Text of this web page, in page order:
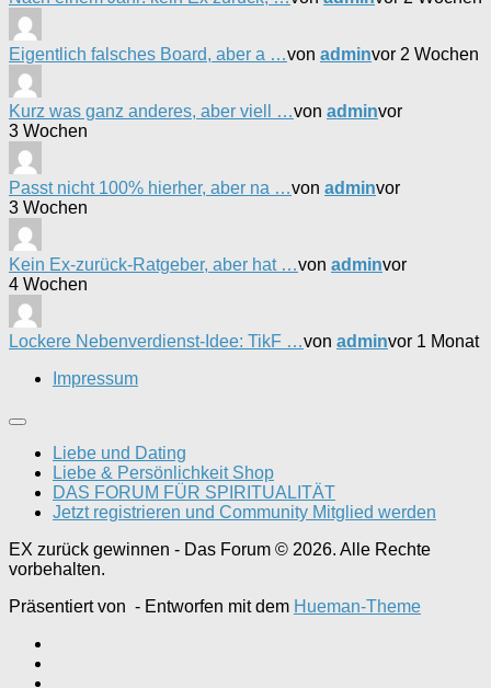
Eigentlich falsches Board, aber a …von adminvor 2 Wochen
Kurz was ganz anderes, aber viell …von adminvor
3 Wochen
Passt nicht 100% hierher, aber na …von adminvor
3 Wochen
Kein Ex-zurück-Ratgeber, aber hat …von adminvor
4 Wochen
Lockere Nebenverdienst-Idee: TikF …von adminvor 1 Monat
Impressum
Liebe und Dating
Liebe & Persönlichkeit Shop
DAS FORUM FÜR SPIRITUALITÄT
Jetzt registrieren und Community Mitglied werden
EX zurück gewinnen - Das Forum © 2026. Alle Rechte
vorbehalten.
Präsentiert von - Entworfen mit dem Hueman-Theme